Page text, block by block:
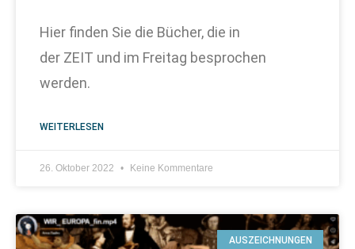
Hier finden Sie die Bücher, die in
der ZEIT und im Freitag besprochen
werden.
WEITERLESEN
26. Oktober 2022 Keine Kommentare
AUSZEICHNUNGEN